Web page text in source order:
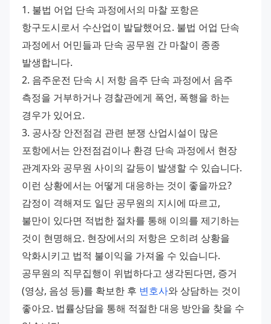
1. 불법 어업 단속 과정에서의 마찰 포항은
항구도시로서 수산업이 발달했어요. 불법 어업 단속
과정에서 어민들과 단속 공무원 간 마찰이 종종
발생합니다.
2. 음주운전 단속 시 저항 음주 단속 과정에서 음주
측정을 거부하거나 경찰관에게 폭언, 폭행을 하는
경우가 있어요.
3. 공사장 안전점검 관련 분쟁 산업시설이 많은
포항에서는 안전점검이나 환경 단속 과정에서 현장
관계자와 공무원 사이의 갈등이 발생할 수 있습니다.
이런 상황에서는 어떻게 대응하는 것이 좋을까요?
감정이 격해져도 일단 공무원의 지시에 따르고,
불만이 있다면 적법한 절차를 통해 이의를 제기하는
것이 현명해요. 현장에서의 저항은 오히려 상황을
악화시키고 법적 불이익을 가져올 수 있습니다.
공무원의 직무집행이 위법하다고 생각된다면, 증거
(영상, 음성 등)를 확보한 후 변호사와 상담하는 것이
좋아요. 법률상담을 통해 적절한 대응 방안을 찾을 수